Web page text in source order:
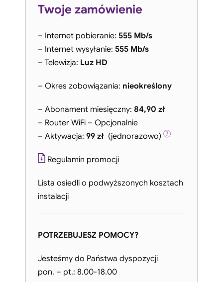
Twoje zamówienie
– Internet pobieranie: 555 Mb/s
– Internet wysyłanie: 555 Mb/s
– Telewizja: Luz HD
– Okres zobowiązania: nieokreślony
– Abonament miesięczny: 84,90 zł
– Router WiFi – Opcjonalnie
– Aktywacja: 99 zł (jednorazowo)
Regulamin promocji
Lista osiedli o podwyższonych kosztach
instalacji
POTRZEBUJESZ POMOCY?
Jesteśmy do Państwa dyspozycji
pon. – pt.: 8.00-18.00